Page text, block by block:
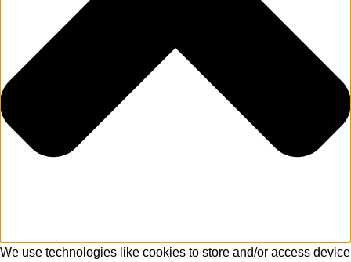
We use technologies like cookies to store and/or access device